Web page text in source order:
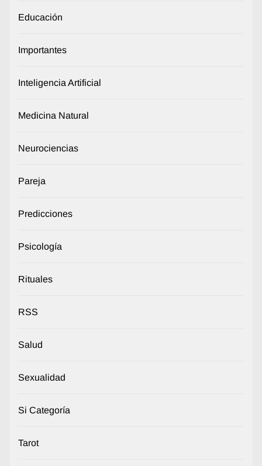
Educación
Importantes
Inteligencia Artificial
Medicina Natural
Neurociencias
Pareja
Predicciones
Psicología
Rituales
RSS
Salud
Sexualidad
Si Categoría
Tarot